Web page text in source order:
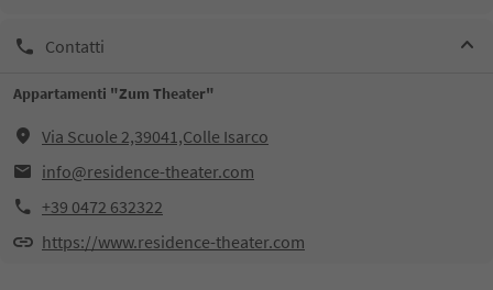
Contatti
Appartamenti "Zum Theater"
Via Scuole 2,39041,Colle Isarco
info@residence-theater.com
+39 0472 632322
https://www.residence-theater.com